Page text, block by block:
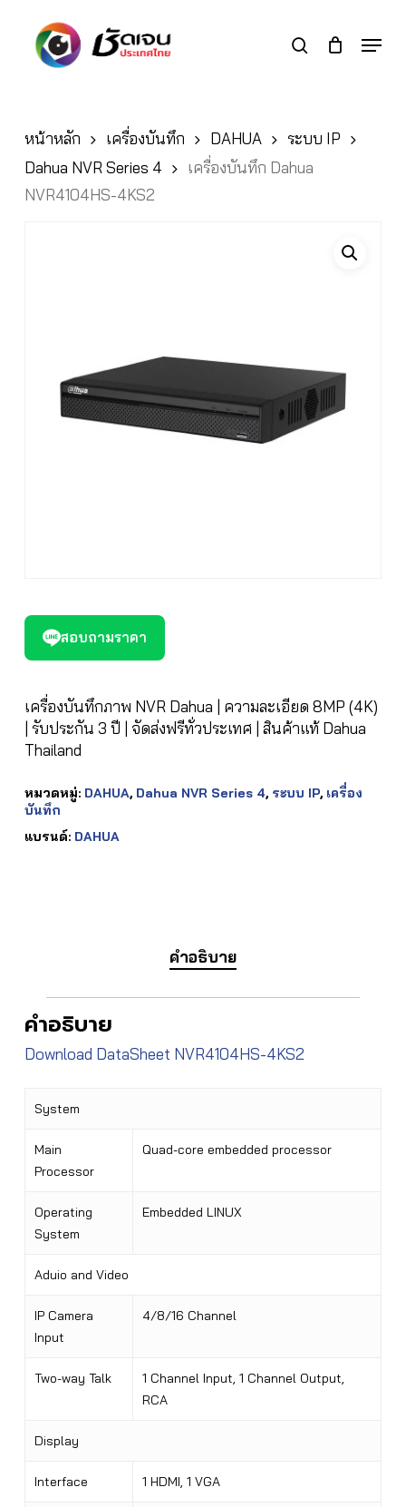
search Menu
หน้าหลัก เครื่องบันทึก DAHUA
ระบบ IP
Dahua NVR Series 4
เครื่องบันทึก Dahua
NVR4104HS-4KS2
สอบถามราคา
เครื่องบันทึกภาพ NVR Dahua | ความละเอียด 8MP (4K)
| รับประกัน 3 ปี | จัดส่งฟรีทั่วประเทศ | สินค้าแท้ Dahua
Thailand
หมวดหมู่: DAHUA, Dahua NVR Series 4, ระบบ IP, เครื่อง
บันทึก
แบรนด์: DAHUA
คำอธิบาย
คำอธิบาย
Download DataSheet NVR4104HS-4KS2
System
Main
Processor
Quad-core embedded processor
Operating
System
Embedded LINUX
Aduio and Video
IP Camera
Input
4/8/16 Channel
Two-way Talk
1 Channel Input, 1 Channel Output,
RCA
Display
Interface 1 HDMI, 1 VGA
Close